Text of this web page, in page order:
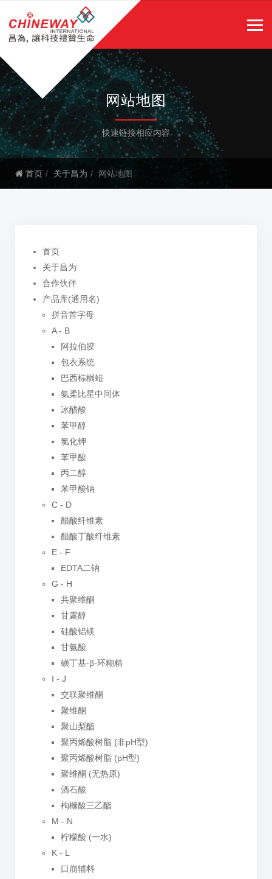
网站地图
快速链接相应内容
首页 关于昌为 网站地图
首页
关于昌为
合作伙伴
产品库(通用名)
拼音首字母
A - B
阿拉伯胶
包衣系统
巴西棕榈蜡
氨柔比星中间体
冰醋酸
苯甲醇
氯化钾
苯甲酸
丙二醇
苯甲酸钠
C - D
醋酸纤维素
醋酸丁酸纤维素
E - F
EDTA二钠
G - H
共聚维酮
甘露醇
硅酸铝镁
甘氨酸
磺丁基-β-环糊精
I - J
交联聚维酮
聚维酮
聚山梨酯
聚丙烯酸树脂 (非pH型)
聚丙烯酸树脂 (pH型)
聚维酮 (无热原)
酒石酸
枸橼酸三乙酯
M - N
柠檬酸 (一水)
K - L
口崩辅料